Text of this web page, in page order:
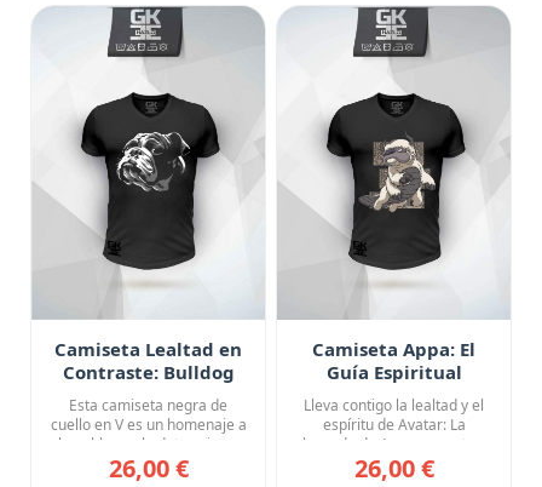
Camiseta Lealtad en
Contraste: Bulldog
Silver
Esta camiseta negra de
cuello en V es un homenaje a
la nobleza y la determina...
26,00 €
Camiseta Appa: El
Guía Espiritual
Lleva contigo la lealtad y el
espíritu de Avatar: La
leyenda de Aang con esta...
26,00 €